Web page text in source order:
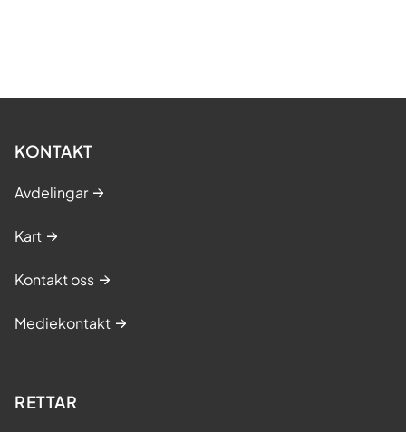
KONTAKT
Avdelingar
Kart
Kontakt oss
Mediekontakt
RETTAR